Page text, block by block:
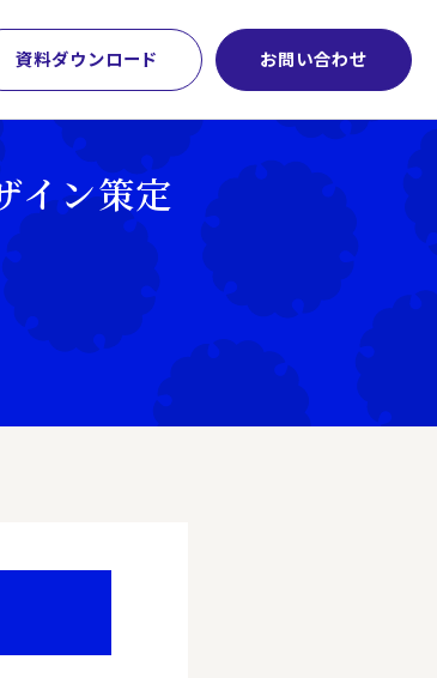
資料ダウンロード お問い合わせ
本社・間接業務改革
サプライチェーンマネジメント
物流改革
ヒューマンリソースマネジメント
ビジネスプロセスアウトソーシング
ング
・調達
テム刷新
の旅
年の基幹システム
主導のERP導入
顧問紹介
推進の取り組み
ープ会社
ローバルネットワーク
ートナーシップ
イン策定